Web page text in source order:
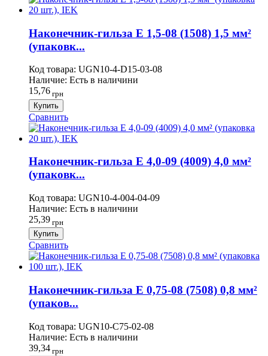
Наконечник-гильза Е 1,5-08 (1508) 1,5 мм²
(упаковк...
Код товара: UGN10-4-D15-03-08
Наличие: Есть в наличини
15,76 грн
Купить
Сравнить
Наконечник-гильза Е 4,0-09 (4009) 4,0 мм²
(упаковк...
Код товара: UGN10-4-004-04-09
Наличие: Есть в наличини
25,39 грн
Купить
Сравнить
Наконечник-гильза Е 0,75-08 (7508) 0,8 мм²
(упаков...
Код товара: UGN10-C75-02-08
Наличие: Есть в наличини
39,34 грн